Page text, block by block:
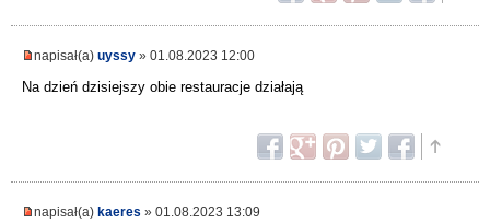
napisał(a) uyssy » 01.08.2023 12:00
Na dzień dzisiejszy obie restauracje działają
napisał(a) kaeres » 01.08.2023 13:09